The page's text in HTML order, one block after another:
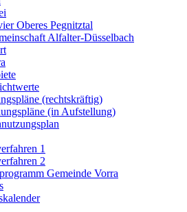
Oberes Pegnitztal
Alfalter-Düsselbach
(rechtskräftig)
(in Aufstellung)
1
2
Gemeinde Vorra